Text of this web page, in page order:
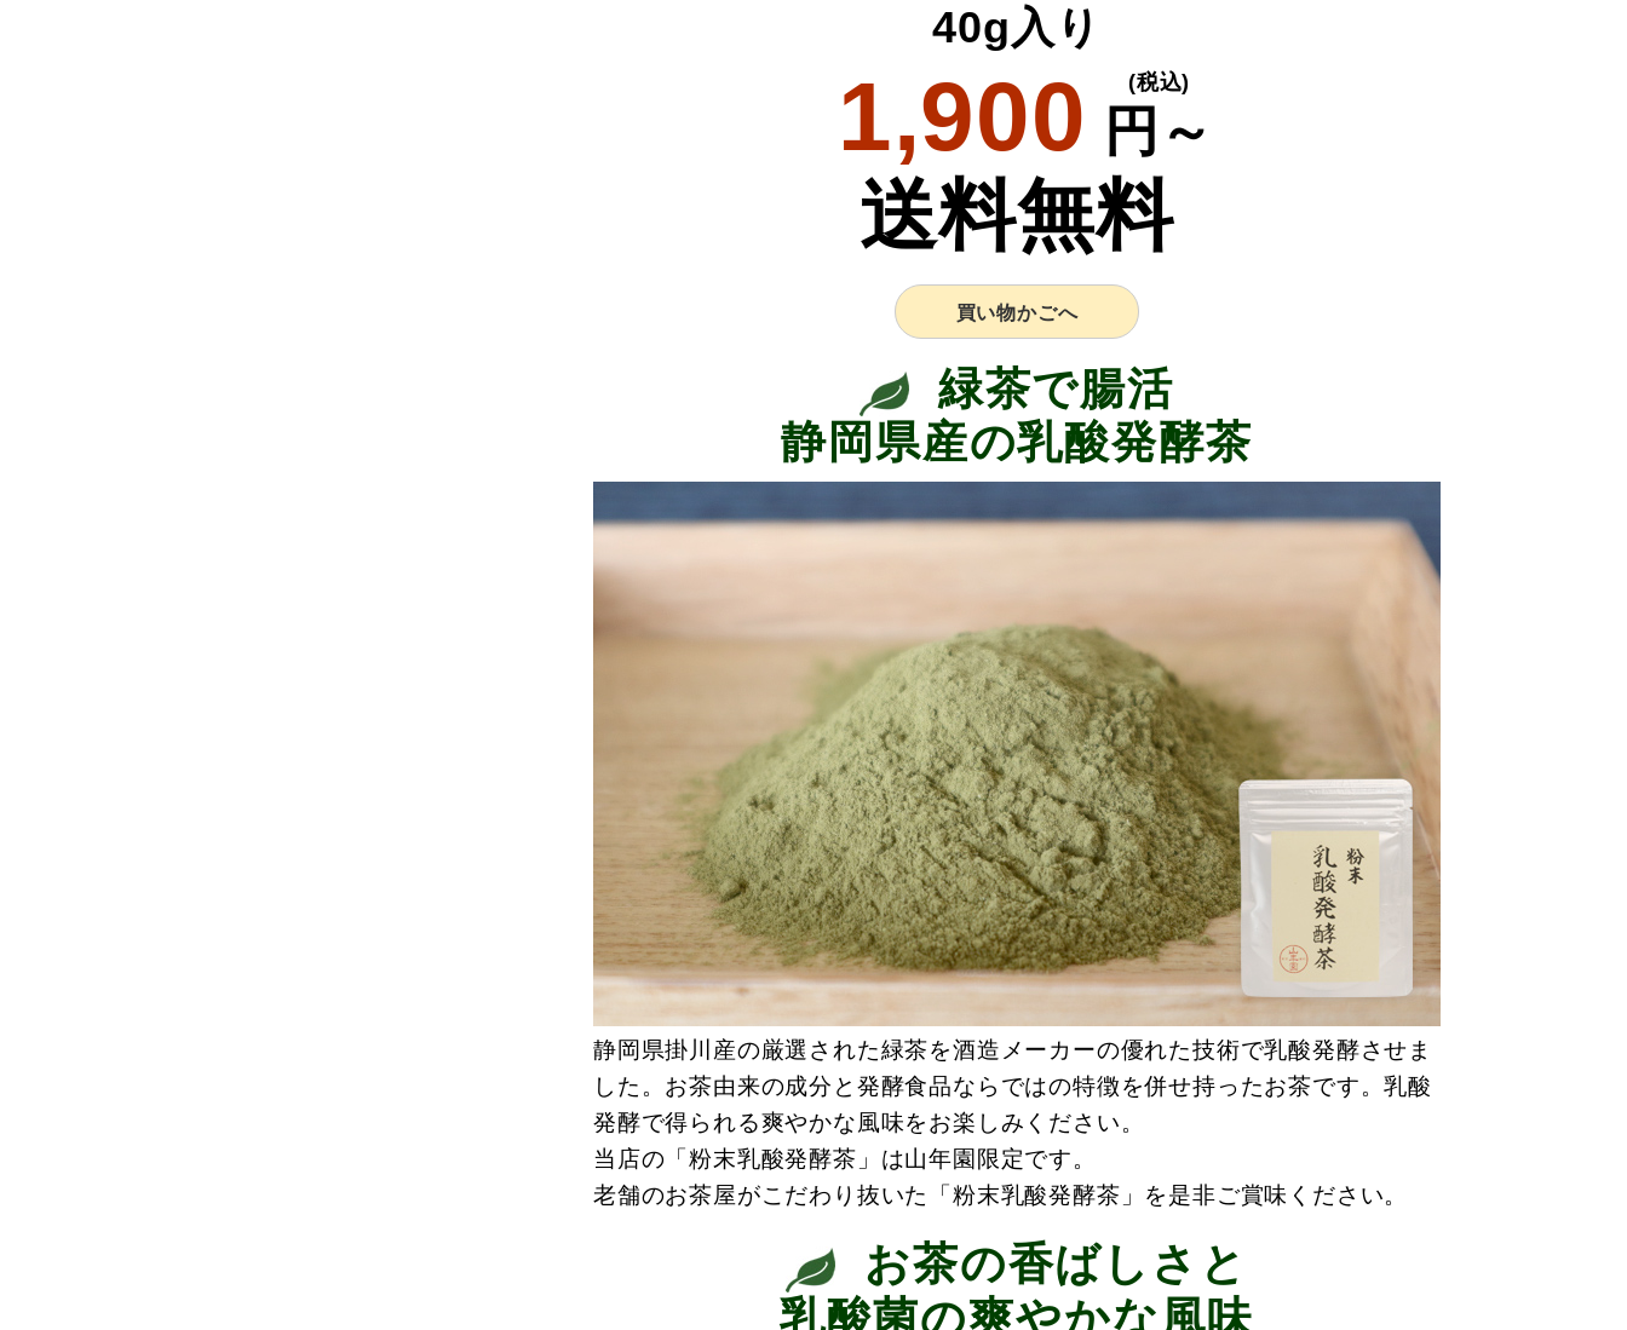
40g入り
1,900 円～
(税込)
送料無料
買い物かごへ
緑茶で腸活
静岡県産の乳酸発酵茶
静岡県掛川産の厳選された緑茶を酒造メーカーの優れた技術で乳酸発酵させま
した。お茶由来の成分と発酵食品ならではの特徴を併せ持ったお茶です。乳酸
発酵で得られる爽やかな風味をお楽しみください。
当店の「粉末乳酸発酵茶」は山年園限定です。
老舗のお茶屋がこだわり抜いた「粉末乳酸発酵茶」を是非ご賞味ください。
お茶の香ばしさと
乳酸菌の爽やかな風味